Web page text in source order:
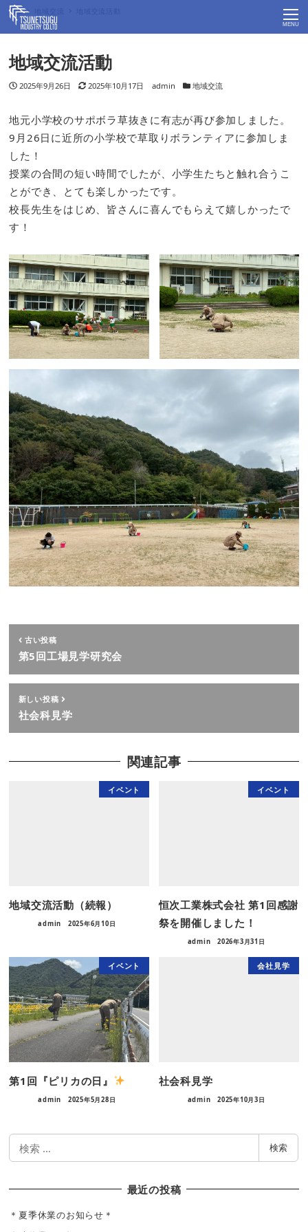
MENU
Top
地域交流活動
投稿日
2025年9月26日 更新日
2025年10月17日 著者
admin カテゴリー
地域交流
地元小学校のサポボラ草抜きに有志が再び参加しました。
9月26日に近所の小学校で草取りボランティアに参加しま
した！
授業の合間の短い時間でしたが、小学生たちと触れ合うこ
とができ、とても楽しかったです。
校長先生をはじめ、皆さんに喜んでもらえて嬉しかったで
す！
古い投稿
第5回工場見学研究会
新しい投稿
社会科見学
関連記事
イベント
地域交流活動（続報）
admin 2025年6月10日
イベント
恒次工業株式会社 第1回感謝
祭を開催しました！
admin 2026年3月31日
イベント
第1回『ピリカの日』
admin 2025年5月28日
会社見学
社会科見学
admin 2025年10月3日
索
検索
最近の投稿
＊夏季休業のお知らせ＊